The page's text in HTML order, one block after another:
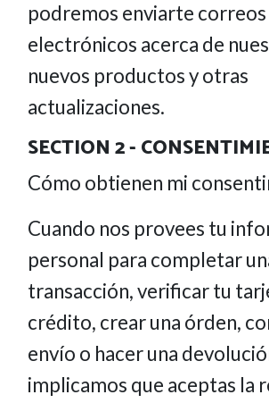
podremos enviarte correos
electrónicos acerca de
nuevos productos y otras
actualizaciones.
SECTION 2 -
Cómo obtienen mi
Cuando nos provees tu
personal para completar
transacción, verificar tu
crédito, crear una órden,
envío o hacer una
implicamos que aceptas la